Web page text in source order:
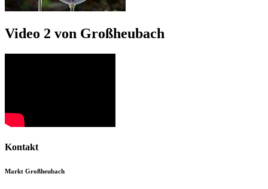
Video 2 von Großheubach
Kontakt
Markt Großheubach